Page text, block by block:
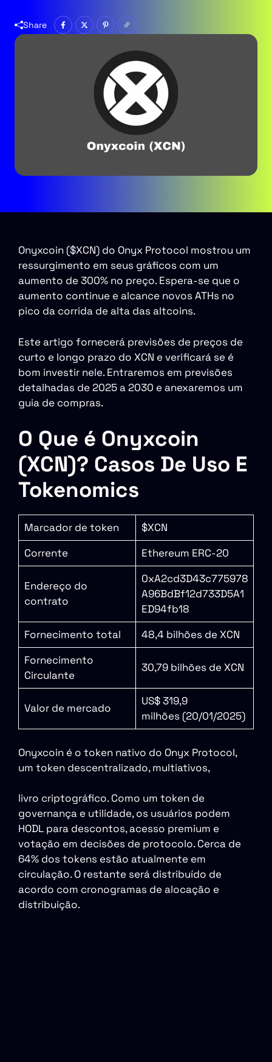
Share
Onyxcoin ($XCN) do Onyx Protocol mostrou um
ressurgimento em seus gráficos com um
aumento de 300% no preço. Espera-se que o
aumento continue e alcance novos ATHs no
pico da corrida de alta das altcoins.
Este artigo fornecerá previsões de preços de
curto e longo prazo do XCN e verificará se é
bom investir nele. Entraremos em previsões
detalhadas de 2025 a 2030 e anexaremos um
guia de compras.
O Que é Onyxcoin
(XCN)? Casos De Uso E
Tokenomics
Marcador de token
$XCN
Corrente
Ethereum ERC-20
Endereço do
contrato
0xA2cd3D43c775978
A96BdBf12d733D5A1
ED94fb18
Fornecimento total
48,4 bilhões de XCN
Fornecimento
Circulante
30,79 bilhões de XCN
Valor de mercado
US$ 319,9
milhões (20/01/2025)
Onyxcoin é o token nativo do Onyx Protocol,
um token descentralizado, multiativos,
livro criptográfico. Como um token de
governança e utilidade, os usuários podem
HODL para descontos, acesso premium e
votação em decisões de protocolo. Cerca de
64% dos tokens estão atualmente em
circulação. O restante será distribuído de
acordo com cronogramas de alocação e
distribuição.